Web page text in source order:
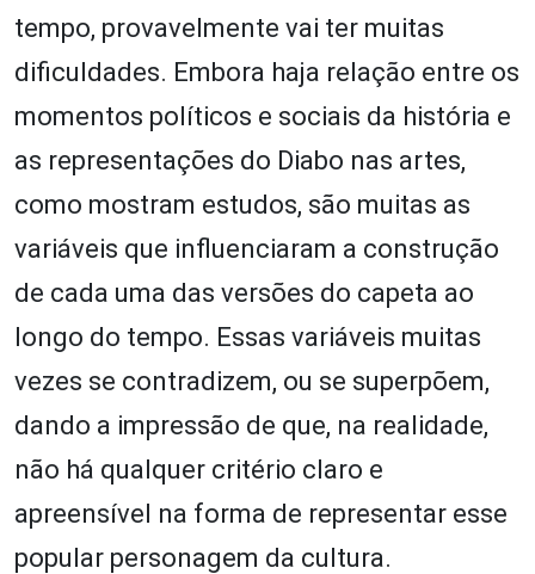
tempo, provavelmente vai ter muitas
dificuldades. Embora haja relação entre os
momentos políticos e sociais da história e
as representações do Diabo nas artes,
como mostram estudos, são muitas as
variáveis que influenciaram a construção
de cada uma das versões do capeta ao
longo do tempo. Essas variáveis muitas
vezes se contradizem, ou se superpõem,
dando a impressão de que, na realidade,
não há qualquer critério claro e
apreensível na forma de representar esse
popular personagem da cultura.